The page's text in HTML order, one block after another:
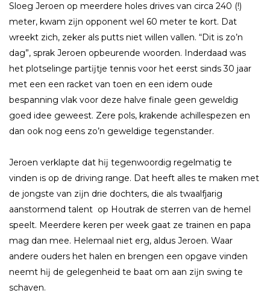
Sloeg Jeroen op meerdere holes drives van circa 240 (!)
meter, kwam zĳn opponent wel 60 meter te kort. Dat
wreekt zich, zeker als putts niet willen vallen. “Dit is zo’n
dag”, sprak Jeroen opbeurende woorden. Inderdaad was
het plotselinge partĳtje tennis voor het eerst sinds 30 jaar
met een een racket van toen en een idem oude
bespanning vlak voor deze halve finale geen geweldig
goed idee geweest. Zere pols, krakende achillespezen en
dan ook nog eens zo’n geweldige tegenstander.
Jeroen verklapte dat hĳ tegenwoordig regelmatig te
vinden is op de driving range. Dat heeft alles te maken met
de jongste van zĳn drie dochters, die als twaalfjarig
aanstormend talent op Houtrak de sterren van de hemel
speelt. Meerdere keren per week gaat ze trainen en papa
mag dan mee. Helemaal niet erg, aldus Jeroen. Waar
andere ouders het halen en brengen een opgave vinden
neemt hĳ de gelegenheid te baat om aan zĳn swing te
schaven.